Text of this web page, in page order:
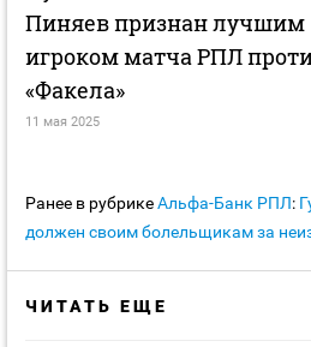
Пиняев признан лучшим
игроком матча РПЛ
«Факела»
11 мая 2025
Ранее в рубрикеАльфа-Банк РПЛ:
должен своим болельщикам за
ЧИТАТЬ ЕЩЕ